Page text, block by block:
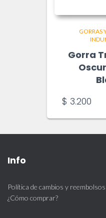
GORRAS
Gorra
$ 3.200
Info
Política de cambios y reembolsos
¿Cómo comprar?